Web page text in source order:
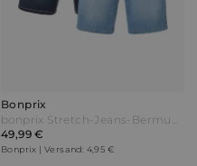
Bonprix
bonprix Stretch-Jeans-Bermuda Regular Fit (2er Pack) Blau
49,99 €
Bonprix | Versand: 4,95 €